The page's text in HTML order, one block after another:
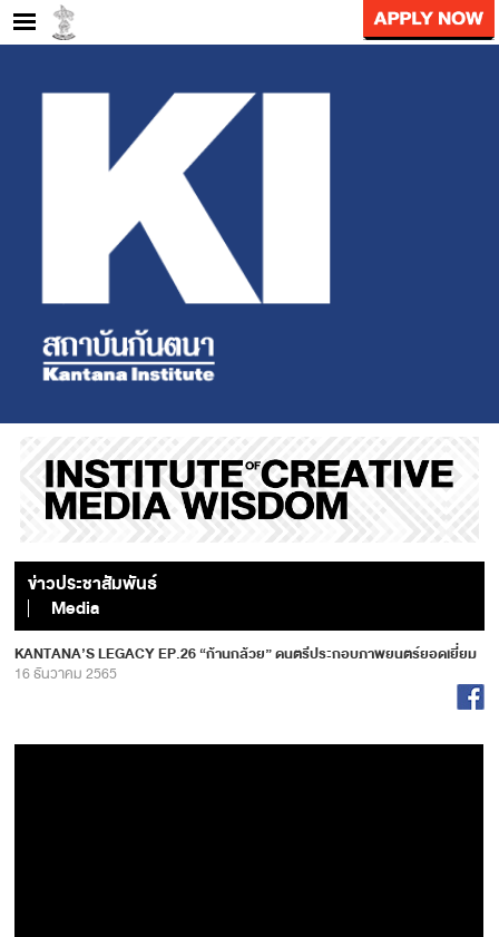
ข่าวประชาสัมพันธ์
Media
KANTANA’S LEGACY EP.26 “ก้านกล้วย” ดนตรีประกอบภาพยนตร์ยอดเยี่ยม
16 ธันวาคม 2565